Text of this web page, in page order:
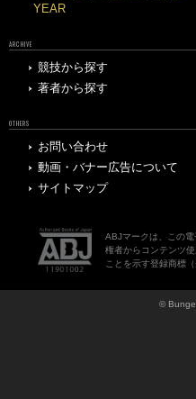
YEAR
ARCHIVE
競技から探す
著者から探す
OTHERS
お問い合わせ
動画・バナー広告について
サイトマップ
ABJマークは、この
権者からコンテンツ
ことを示す登録商標
©